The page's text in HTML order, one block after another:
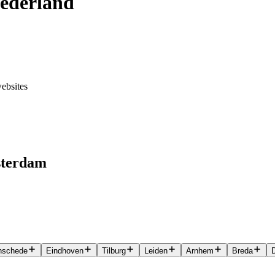
Eindhoven Tilburg Leiden Arnhem Breda